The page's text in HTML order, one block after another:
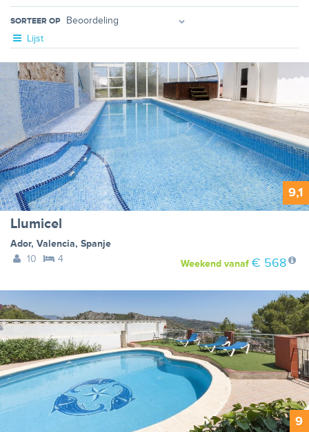
SORTEER OP
Lijst
9,1
Llumicel
Ador, Valencia, Spanje
10
4 Weekendvanaf € 568
9